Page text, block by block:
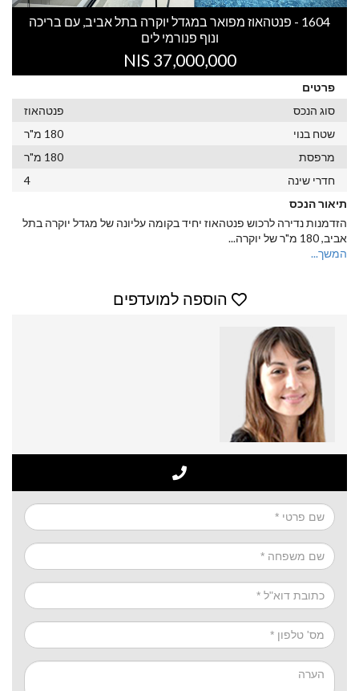
1604 - פנטהאוז מפואר במגדל יוקרה בתל אביב, עם בריכה
ונוף פנורמי לים
37,000,000 NIS
פרטים
סוג הנכס
פנטהאוז
שטח בנוי
180 מ"ר
מרפסת
180 מ"ר
חדרי שינה
4
תיאור הנכס
הזדמנות נדירה לרכוש פנטהאוז יחיד בקומה עליונה של מגדל יוקרה בתל
אביב, 180 מ"ר של יוקרה
...
המשך...
הוספה למועדפים